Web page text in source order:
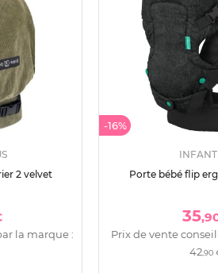
2 velvet
la marque :
-16%
Porte bébé flip
35
Prix de vente
42,90